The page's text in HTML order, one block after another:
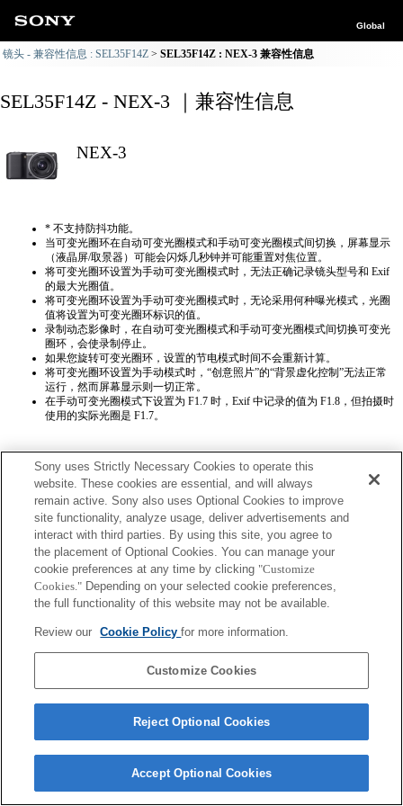
Global
镜头 - 兼容性信息 : SEL35F14Z SEL35F14Z : NEX-3 兼容性信息
SEL35F14Z - NEX-3 ｜兼容性信息
NEX-3
* 不支持防抖功能。
当可变光圈环在自动可变光圈模式和手动可变光圈模式间切换，屏幕显示
（液晶屏/取景器）可能会闪烁几秒钟并可能重置对焦位置。
将可变光圈环设置为手动可变光圈模式时，无法正确​​记录镜头型号和 Exif
的最大光圈值。
将可变光圈环设置为手动可变光圈模式时，无论采用何种曝光模式，光圈
值将设置为可变光圈环标识的值。
录制动态影像时，在自动可变光圈模式和手动可变光圈模式间切换可变光
圈环，会使录制停止。
如果您旋转可变光圈环，设置的节电模式时间不会重新计算。
将可变光圈环设置为手动模式时，“创意照片”的“背景虚化控制”无法正常
运行，然而屏幕显示则一切正常。
在手动可变光圈模式下设置为 F1.7 时，Exif 中记录的值为 F1.8，但拍摄时
使用的实际光圈是 F1.7。
Terms of Use Contact Us
Sony uses Strictly Necessary Cookies to operate this
website. These cookies are essential, and will always
remain active. Sony also uses Optional Cookies to improve
site functionality, analyze usage, deliver advertisements and
interact with third parties. By using this site, you agree to
the placement of Optional Cookies. You can manage your
cookie preferences at any time by clicking "Customize
Cookies." Depending on your selected cookie preferences,
the full functionality of this website may not be available.
Review our Cookie Policyfor more information.
Customize Cookies
Reject Optional Cookies
Accept Optional Cookies